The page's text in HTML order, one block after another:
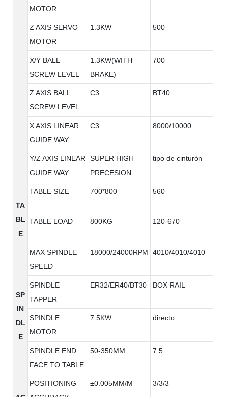
MOTOR
Z AXIS SERVO
MOTOR
1.3KW 500
X/Y BALL
SCREW LEVEL
1.3KW(WITH
BRAKE)
700
Z AXIS BALL
SCREW LEVEL
C3 BT40
X AXIS LINEAR
GUIDE WAY
C3 8000/10000
Y/Z AXIS LINEAR
GUIDE WAY
SUPER HIGH
PRECESION
tipo de cinturón
TA
BL
E
TABLE SIZE 700*800 560
TABLE LOAD 800KG 120-670
SP
IN
DL
E
MAX SPINDLE
SPEED
18000/24000RPM 4010/4010/4010
SPINDLE
TAPPER
ER32/ER40/BT30 BOX RAIL
SPINDLE
MOTOR
7.5KW directo
SPINDLE END
FACE TO TABLE
50-350MM 7.5
POSITIONING
±0.005MM/M 3/3/3